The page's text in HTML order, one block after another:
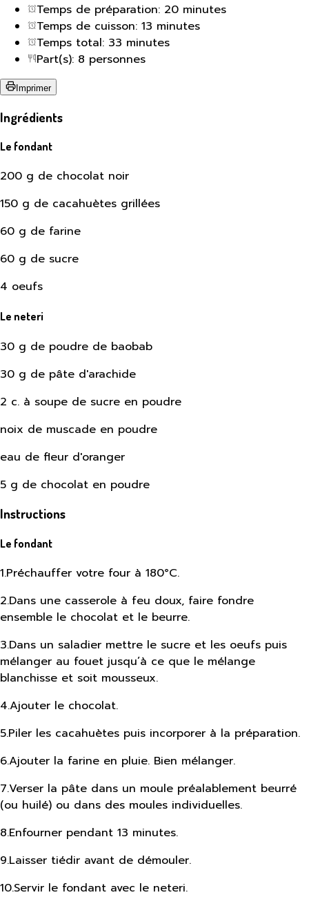
Temps de préparation: 20 minutes
Temps de cuisson: 13 minutes
Temps total: 33 minutes
Part(s): 8 personnes
Imprimer
Ingrédients
Le fondant
200 g de chocolat noir
150 g de cacahuètes grillées
60 g de farine
60 g de sucre
4 oeufs
Le neteri
30 g de poudre de baobab
30 g de pâte d'arachide
2 c. à soupe de sucre en poudre
noix de muscade en poudre
eau de fleur d'oranger
5 g de chocolat en poudre
Instructions
Le fondant
1.Préchauffer votre four à 180°C.
2.Dans une casserole à feu doux, faire fondre
ensemble le chocolat et le beurre.
3.Dans un saladier mettre le sucre et les oeufs puis
mélanger au fouet jusqu’à ce que le mélange
blanchisse et soit mousseux.
4.Ajouter le chocolat.
5.Piler les cacahuètes puis incorporer à la préparation.
6.Ajouter la farine en pluie. Bien mélanger.
7.Verser la pâte dans un moule préalablement beurré
(ou huilé) ou dans des moules individuelles.
8.Enfourner pendant 13 minutes.
9.Laisser tiédir avant de démouler.
10.Servir le fondant avec le neteri.